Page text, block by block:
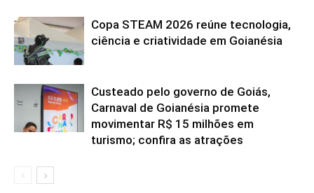
Copa STEAM 2026 reúne tecnologia,
ciência e criatividade em Goianésia
Custeado pelo governo de Goiás,
Carnaval de Goianésia promete
movimentar R$ 15 milhões em
turismo; confira as atrações